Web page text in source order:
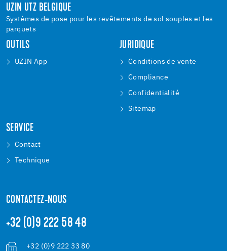
UZIN UTZ BELGIQUE
Systèmes de pose pour les revêtements de sol souples et les
parquets
OUTILS
UZIN App
JURIDIQUE
Conditions de vente
Compliance
Confidentialité
Sitemap
SERVICE
Contact
Technique
CONTACTEZ-NOUS
+32 (0)9 222 58 48
+32 (0)9 222 33 80